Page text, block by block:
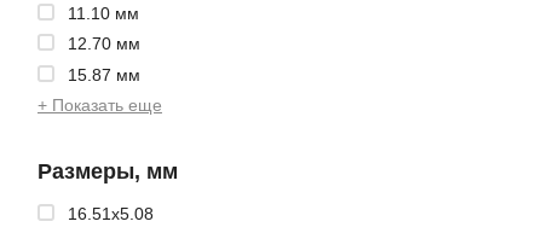
11.10 мм
12.70 мм
15.87 мм
+ Показать еще
Размеры, мм
16.51x5.08